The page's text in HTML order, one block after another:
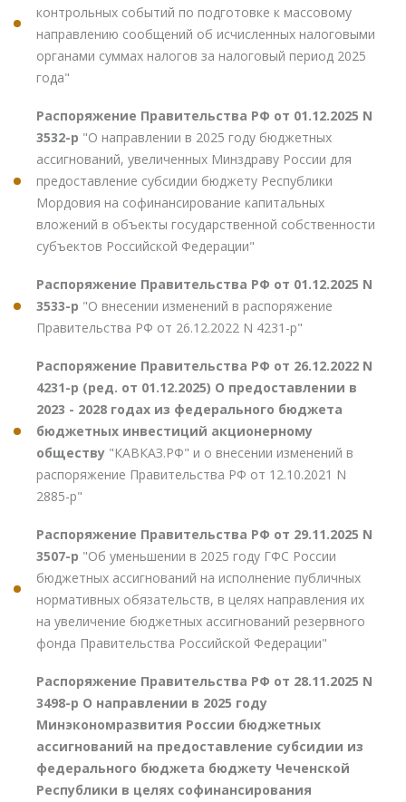
контрольных событий по подготовке к массовому
направлению сообщений об исчисленных налоговыми
органами суммах налогов за налоговый период 2025
года"
Распоряжение Правительства РФ от 01.12.2025 N
3532-р "О направлении в 2025 году бюджетных
ассигнований, увеличенных Минздраву России для
предоставление субсидии бюджету Республики
Мордовия на софинансирование капитальных
вложений в объекты государственной собственности
субъектов Российской Федерации"
Распоряжение Правительства РФ от 01.12.2025 N
3533-р "О внесении изменений в распоряжение
Правительства РФ от 26.12.2022 N 4231-р"
Распоряжение Правительства РФ от 26.12.2022 N
4231-р (ред. от 01.12.2025) О предоставлении в
2023 - 2028 годах из федерального бюджета
бюджетных инвестиций акционерному
обществу "КАВКАЗ.РФ" и о внесении изменений в
распоряжение Правительства РФ от 12.10.2021 N
2885-р"
Распоряжение Правительства РФ от 29.11.2025 N
3507-р "Об уменьшении в 2025 году ГФС России
бюджетных ассигнований на исполнение публичных
нормативных обязательств, в целях направления их
на увеличение бюджетных ассигнований резервного
фонда Правительства Российской Федерации"
Распоряжение Правительства РФ от 28.11.2025 N
3498-р О направлении в 2025 году
Минэкономразвития России бюджетных
ассигнований на предоставление субсидии из
федерального бюджета бюджету Чеченской
Республики в целях софинансирования